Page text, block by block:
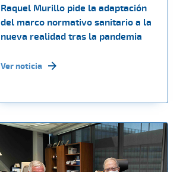
Raquel Murillo pide la adaptación
del marco normativo sanitario a la
nueva realidad tras la pandemia
Ver noticia